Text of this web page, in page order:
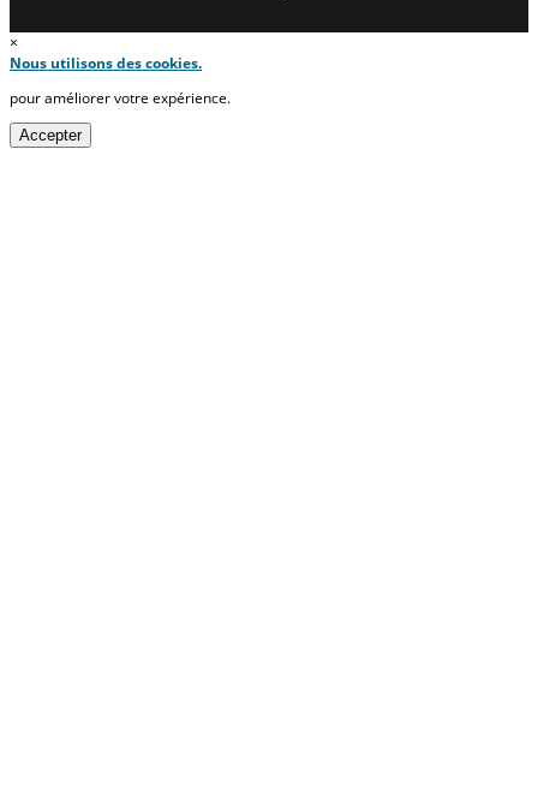
×
Nous utilisons des cookies.
pour améliorer votre expérience.
Accepter